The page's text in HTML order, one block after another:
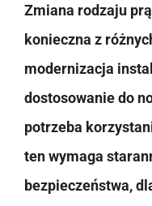
Zmiana rodzaju
konieczna z
modernizacja
dostosowanie do
potrzeba
ten wymaga
bezpieczeństwa,